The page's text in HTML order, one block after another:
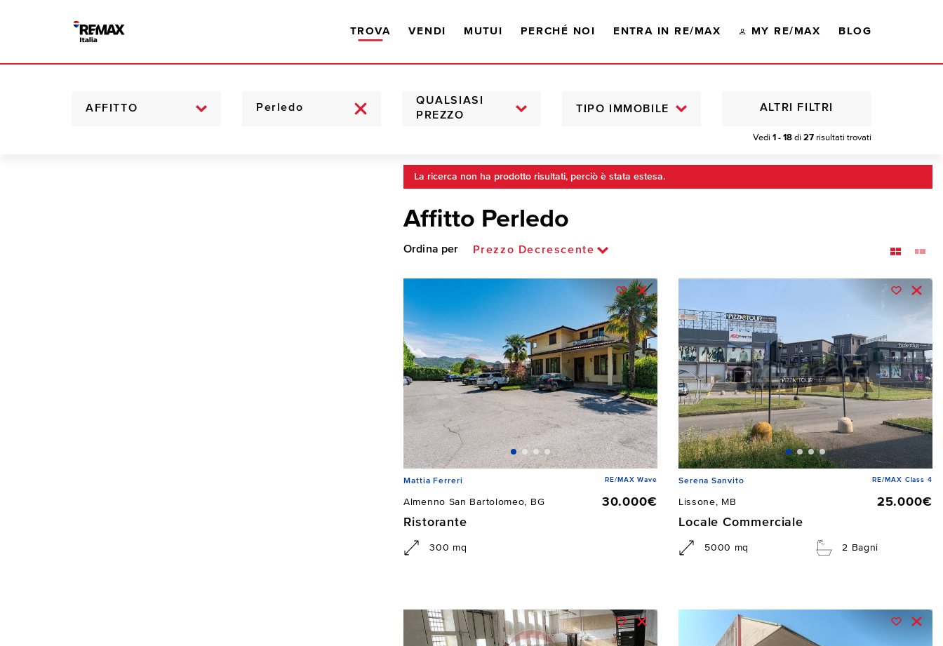
TROVA VENDI MUTUI PERCHÉ NOI ENTRA IN RE/MAX MY RE/MAX BLOG
AFFITTO
QUALSIASI
PREZZO
TIPO IMMOBILE
Vedi 1 - 18 di 27 risultati trovati
ALTRI FILTRI
La ricerca non ha prodotto risultati, perciò è stata estesa.
Affitto Perledo
Ordina per Prezzo Decrescente
Mattia Ferreri RE/MAX Wave
Almenno San Bartolomeo, BG
30.000€
Ristorante
300 mq
Serena Sanvito RE/MAX Class 4
Lissone, MB
25.000€
Locale Commerciale
5000 mq 2 Bagni